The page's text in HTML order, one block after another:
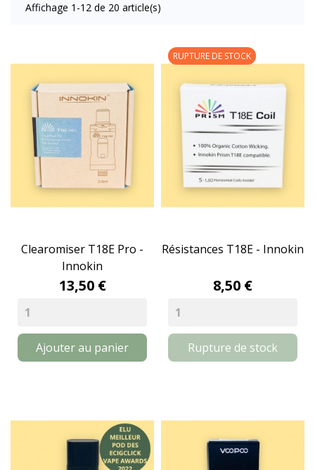
Affichage 1-12 de 20 article(s)
Clearomiser T18E Pro -
Innokin
13,50 €
Ajouter au panier
Résistances T18E - Innokin
8,50 €
Rupture de stock
RUPTURE DE STOCK